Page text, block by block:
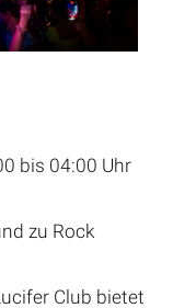
bis 04:00 Uhr
zu Rock
Club bietet